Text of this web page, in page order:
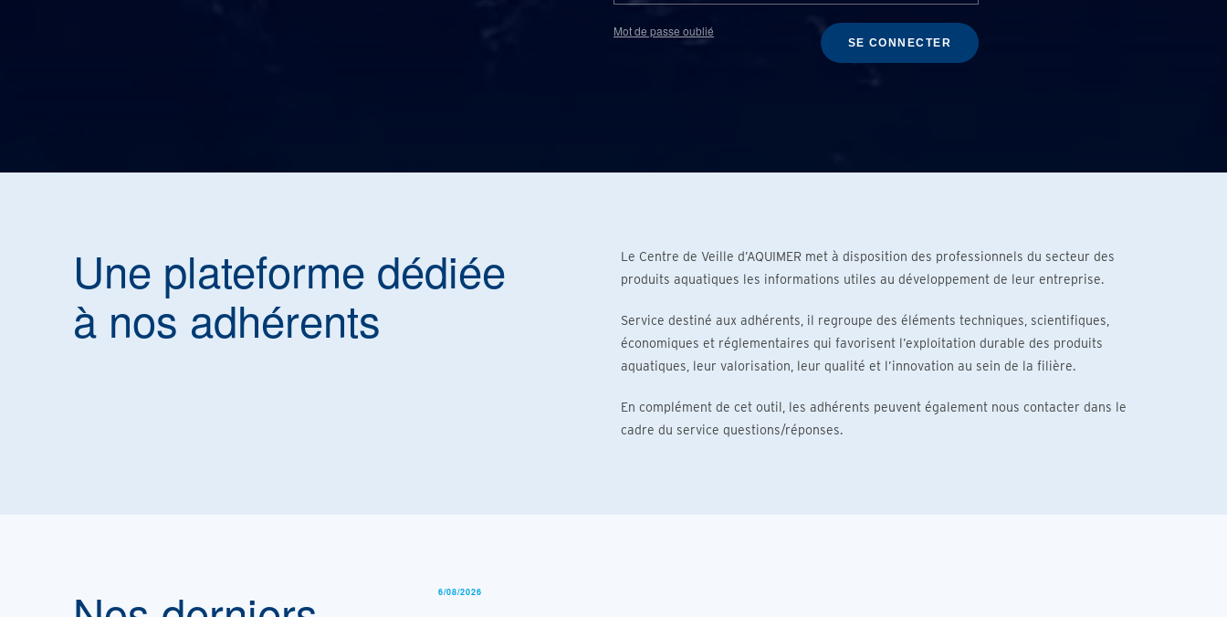
Mot de passe oublié
SE CONNECTER
Une plateforme dédiée
à nos adhérents
Le Centre de Veille d’AQUIMER met à disposition des professionnels du secteur des
produits aquatiques les informations utiles au développement de leur entreprise.
Service destiné aux adhérents, il regroupe des éléments techniques, scientifiques,
économiques et réglementaires qui favorisent l’exploitation durable des produits
aquatiques, leur valorisation, leur qualité et l’innovation au sein de la filière.
En complément de cet outil, les adhérents peuvent également nous contacter dans le
cadre du service questions/réponses.
6/08/2026